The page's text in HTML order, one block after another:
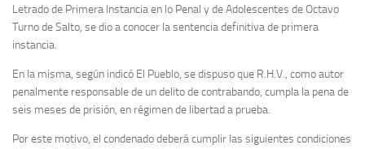
Letrado de Primera Instancia en lo Penal y de Adolescentes de Octavo
Turno de Salto, se dio a conocer la sentencia definitiva de primera
instancia.
En la misma, según indicó El Pueblo, se dispuso que R.H.V., como autor
penalmente responsable de un delito de contrabando, cumpla la pena de
seis meses de prisión, en régimen de libertad a prueba.
Por este motivo, el condenado deberá cumplir las siguientes condiciones